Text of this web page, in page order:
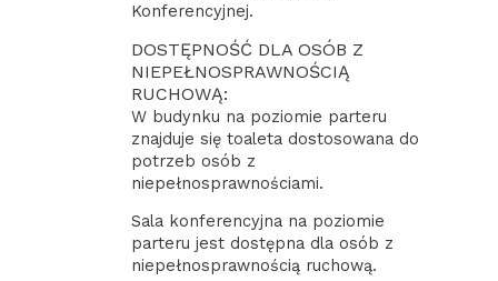
Konferencyjnej.
DOSTĘPNOŚĆ DLA OSÓB Z
NIEPEŁNOSPRAWNOŚCIĄ
RUCHOWĄ:
W budynku na poziomie parteru
znajduje się toaleta dostosowana do
potrzeb osób z
niepełnosprawnościami.
Sala konferencyjna na poziomie
parteru jest dostępna dla osób z
niepełnosprawnością ruchową.